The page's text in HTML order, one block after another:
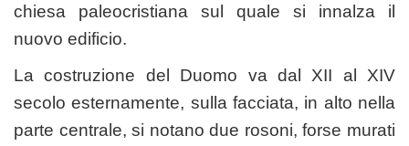
chiesa paleocristiana sul quale si innalza il
nuovo edificio.
La costruzione del Duomo va dal XII al XIV
secolo esternamente, sulla facciata, in alto nella
parte centrale, si notano due rosoni, forse murati